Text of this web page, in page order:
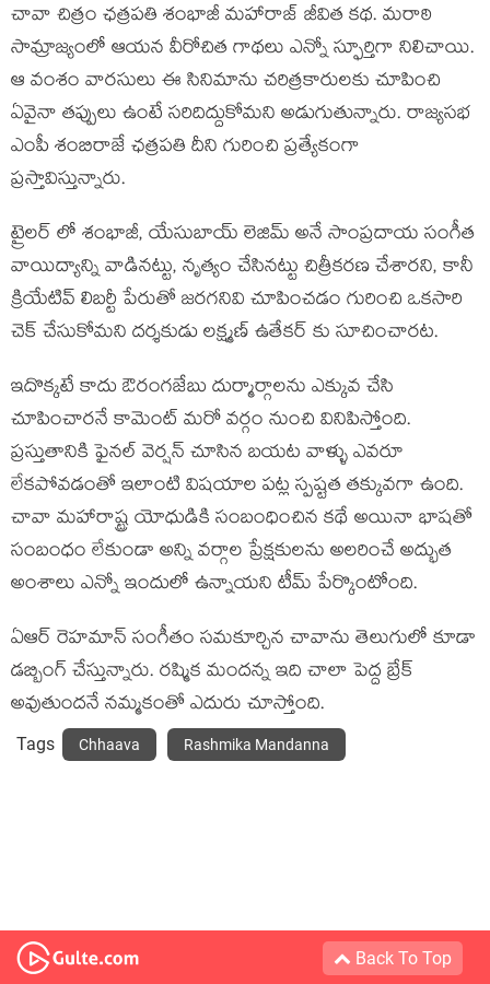
చావా చిత్రం ఛత్రపతి శంభాజీ మహారాజ్ జీవిత కథ. మరాఠి
సామ్రాజ్యంలో ఆయన వీరోచిత గాథలు ఎన్నో స్ఫూర్తిగా నిలిచాయి.
ఆ వంశం వారసులు ఈ సినిమాను చరిత్రకారులకు చూపించి
ఏవైనా తప్పులు ఉంటే సరిదిద్దుకోమని అడుగుతున్నారు. రాజ్యసభ
ఎంపీ శంబిరాజే ఛత్రపతి దీని గురించి ప్రత్యేకంగా
ప్రస్తావిస్తున్నారు.
ట్రైలర్ లో శంభాజీ, యేసుబాయ్ లెజిమ్ అనే సాంప్రదాయ సంగీత
వాయిద్యాన్ని వాడినట్టు, నృత్యం చేసినట్టు చిత్రీకరణ చేశారని, కానీ
క్రియేటివ్ లిబర్టీ పేరుతో జరగనివి చూపించడం గురించి ఒకసారి
చెక్ చేసుకోమని దర్శకుడు లక్ష్మణ్ ఉతేకర్ కు సూచించారట.
ఇదొక్కటే కాదు ఔరంగజేబు దుర్మార్గాలను ఎక్కువ చేసి
చూపించారనే కామెంట్ మరో వర్గం నుంచి వినిపిస్తోంది.
ప్రస్తుతానికి ఫైనల్ వెర్షన్ చూసిన బయట వాళ్ళు ఎవరూ
లేకపోవడంతో ఇలాంటి విషయాల పట్ల స్పష్టత తక్కువగా ఉంది.
చావా మహారాష్ట్ర యోధుడికి సంబంధించిన కథే అయినా భాషతో
సంబంధం లేకుండా అన్ని వర్గాల ప్రేక్షకులను అలరించే అద్భుత
అంశాలు ఎన్నో ఇందులో ఉన్నాయని టీమ్ పేర్కొంటోంది.
ఏఆర్ రెహమాన్ సంగీతం సమకూర్చిన చావాను తెలుగులో కూడా
డబ్బింగ్ చేస్తున్నారు. రష్మిక మందన్న ఇది చాలా పెద్ద బ్రేక్
అవుతుందనే నమ్మకంతో ఎదురు చూస్తోంది.
Tags Chhaava Rashmika Mandanna
Back To Top